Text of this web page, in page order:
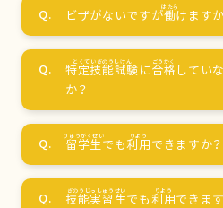
ビザがないですが働けます
特定技能試験に合格 してい
か？
留学生でも利用 できますか？
技能実習生でも利用できま